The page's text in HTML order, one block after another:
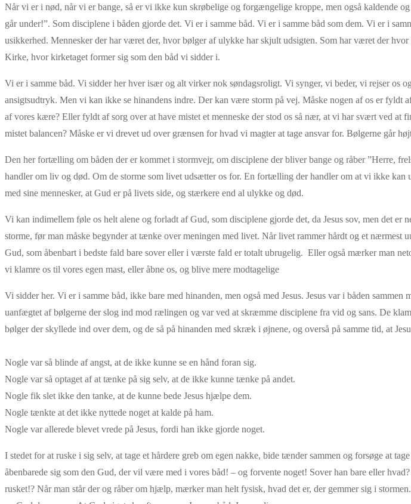
Når vi er i nød, når vi er bange, så er vi ikke kun skrøbelige og forgængelige kroppe, men også kaldende
går under!”. Som disciplene i båden gjorde det. Vi er i samme båd. Vi er i samme båd som dem. Vi er i
usikkerhed. Mennesker der har været der, hvor bølger af ulykke har skjult udsigten. Som har været der
Kirke, hvor kirketaget former sig som den båd vi sidder i.
Vi er i samme båd. Vi sidder her hver især og alt virker nok søndagsroligt. Vi synger, vi beder, vi rejser os
ansigtsudtryk. Men vi kan ikke se hinandens indre. Der kan være storm på vej. Måske nogen af os er fyldt
af vores kære? Eller fyldt af sorg over at have mistet et menneske der stod os så nær, at vi har svært ved
mistet balancen? Måske er vi drevet ud over grænsen for hvad vi magter at tage ansvar for. Bølgerne går
Den her fortælling om båden der er kommet i stormvejr, om disciplene der bliver bange og råber ”Herre,
handler om liv og død. Om de storme som livet udsætter os for. En fortælling der handler om at vi ikke
med sine mennesker, at Gud er på livets side, og stærkere end al ulykke og død.
Vi kan indimellem føle os helt alene og forladt af Gud, som disciplene gjorde det, da Jesus sov, men det
storme, før man måske begynder at tænke over meningen med livet. Når livet rammer hårdt og et nærmest
Gud, som åbenbart i bedste fald bare sover eller i værste fald er totalt ubrugelig. Eller også mærker man
vi klamre os til vores egen mast, eller åbne os, og blive mere modtagelige
Vi sidder her. Vi er i samme båd, ikke bare med hinanden, men også med Jesus. Jesus var i båden
uanfægtet af bølgerne der slog ind mod rælingen og var ved at skræmme disciplene fra vid og sans. De
bølger der skyllede ind over dem, og de så på hinanden med skræk i øjnene, og overså på samme tid, at
Nogle var så blinde af angst, at de ikke kunne se en hånd foran sig.
Nogle var så optaget af at tænke på sig selv, at de ikke kunne tænke på andet.
Nogle fik slet ikke den tanke, at de kunne bede Jesus hjælpe dem.
Nogle tænkte at det ikke nyttede noget at kalde på ham.
Nogle var allerede blevet vrede på Jesus, fordi han ikke gjorde noget.
I stedet for at ruske i sig selv, at tage et hårdere greb om egen nakke, bide tænder sammen og forsøge at
åbenbarede sig som den Gud, der vil være med i vores båd! – og forvente noget! Sover han bare eller
rusket!? Når man står der og råber om hjælp, mærker man helt fysisk, hvad det er, der gemmer sig i